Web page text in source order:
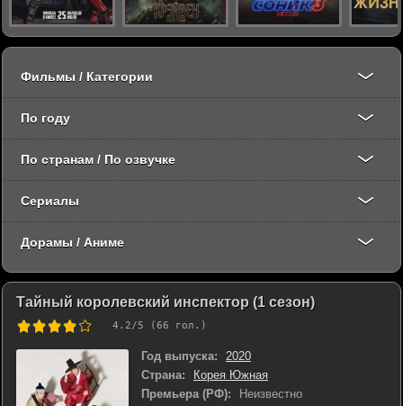
Тайный королевский инспектор (1 сезон)
4.2/5 (66 гол.)
Год выпуска:
2020
Страна:
Корея Южная
Премьера (РФ):
Неизвестно
Фильмы / Категории
По году
По странам / По озвучке
Сериалы
Дорамы / Аниме